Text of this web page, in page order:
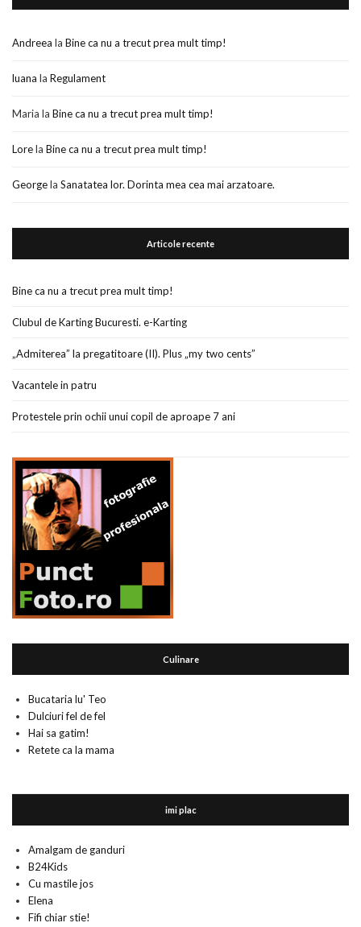
Andreea la Bine ca nu a trecut prea mult timp!
luana la Regulament
Maria la Bine ca nu a trecut prea mult timp!
Lorela Bine ca nu a trecut prea mult timp!
Georgela Sanatatea lor. Dorinta mea cea mai arzatoare.
Articole recente
Bine ca nu a trecut prea mult timp!
Clubul de Karting Bucuresti. e-Karting
„Admiterea” la pregatitoare (II). Plus „my two cents”
Vacantele in patru
Protestele prin ochii unui copil de aproape 7 ani
Culinare
Bucataria lu' Teo
Dulciuri fel de fel
Hai sa gatim!
Retete ca la mama
imi plac
Amalgam de ganduri
B24Kids
Cu mastile jos
Elena
Fifi chiar stie!